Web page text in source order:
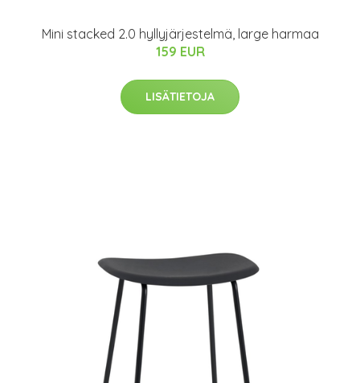
Mini stacked 2.0 hyllyjärjestelmä, large harmaa
159 EUR
LISÄTIETOJA